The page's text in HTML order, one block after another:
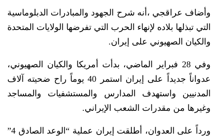
وأضاف عراقجي ،أنه شرح الجهود والمبادرات الدبلوماسية
التي تبذلها بلاده لإنهاء الحرب التي تفرضها الولايات المتحدة
والكيان الصهيوني على إيران.
وفي 28 فبراير الماضي، بدأت أمريكا والكيان الصهيوني،
عدواناً جديداً على إيران استمر 40 يوماً راح ضحيته آلاف
المدنيين واستهدف المدارس والمستشفيات والمساجد
وغيرها من مقدرات الشعب الإيراني.
ورداً على العدوان، أطلقت إيران عملية “الوعد الصادق 4”